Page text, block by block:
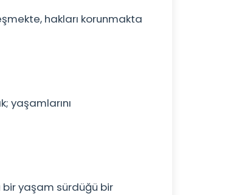
hakları korunmakta
yaşamlarını
bir yaşam sürdüğü bir